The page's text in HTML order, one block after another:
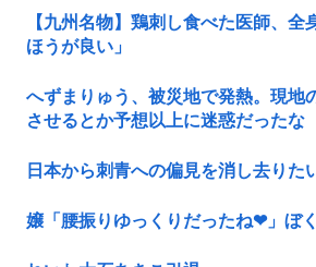
【九州名物】鶏刺し食べた医師、
ほうが良い」
へずまりゅう、被災地で発熱。現地
させるとか予想以上に迷惑だったな
日本から刺青への偏見を消し去りた
嬢「腰振りゆっくりだったね❤」ぼ